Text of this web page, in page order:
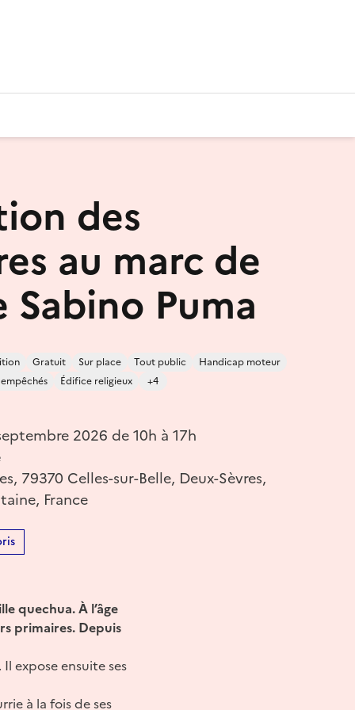
des
au marc de
Sabino Puma
Gratuit Sur place Tout public
Handicap moteur
Édifice religieux +4
2026 de 10h à 17h
79370 Celles-sur-Belle, Deux-Sèvres,
France
quechua. À l’âge
primaires. Depuis
expose ensuite ses
à la fois de ses